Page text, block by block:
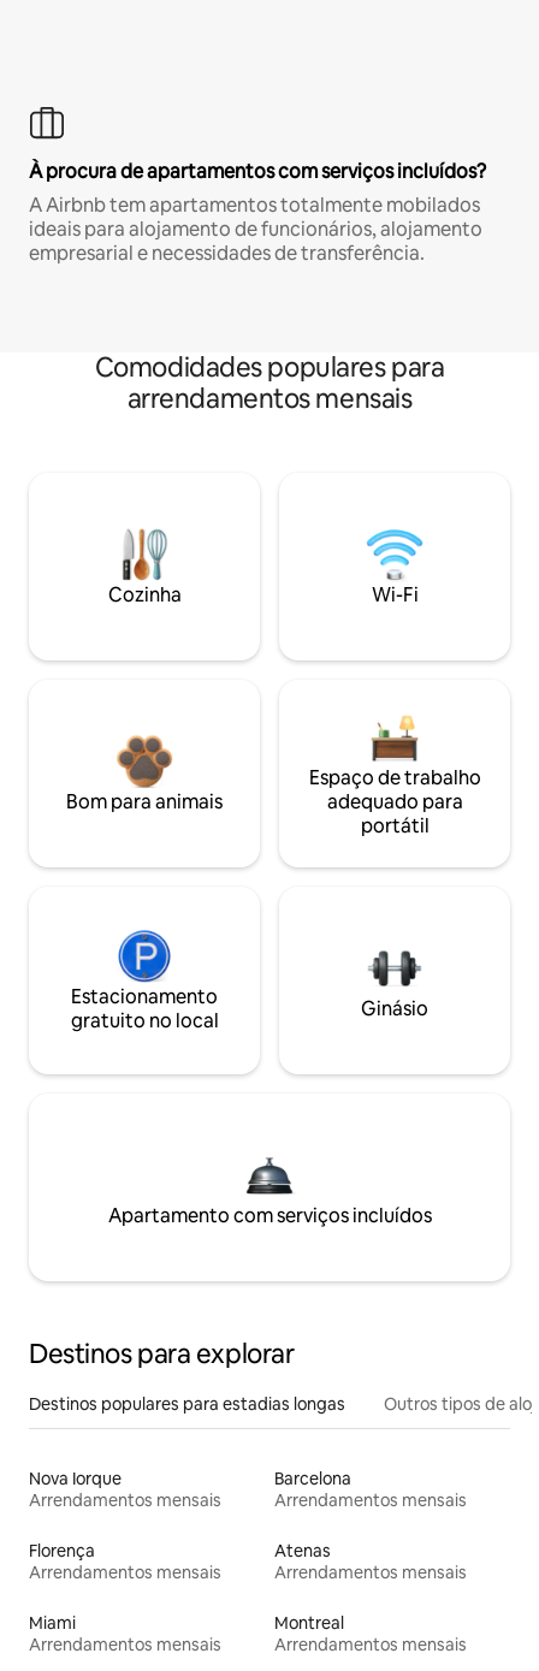
À procura de apartamentos com serviços incluídos?
A Airbnb tem apartamentos totalmente mobilados
ideais para alojamento de funcionários, alojamento
empresarial e necessidades de transferência.
Comodidades populares para
arrendamentos mensais
Cozinha Wi-Fi
Bom para animais
Espaço de trabalho
adequado para
portátil
Estacionamento
gratuito no local
Ginásio
Apartamento com serviços incluídos
Destinos para explorar
Destinos populares para estadias longas Outros tipos de
Nova Iorque
Arrendamentos mensais
Barcelona
Arrendamentos mensais
Florença
Arrendamentos mensais
Atenas
Arrendamentos mensais
Miami
Arrendamentos mensais
Montreal
Arrendamentos mensais